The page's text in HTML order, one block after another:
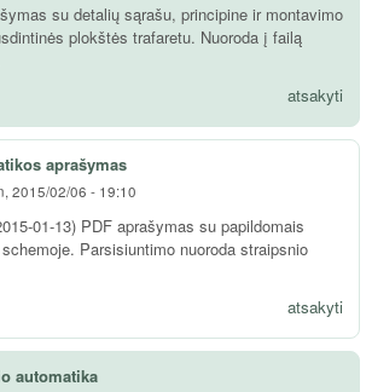
su detalių sąrašu, principine ir montavimo
plokštės trafaretu. Nuoroda į failą
atsakyti
aprašymas
2015/02/06 - 19:10
01-13) PDF aprašymas su papildomais
Parsisiuntimo nuoroda straipsnio
atsakyti
automatika